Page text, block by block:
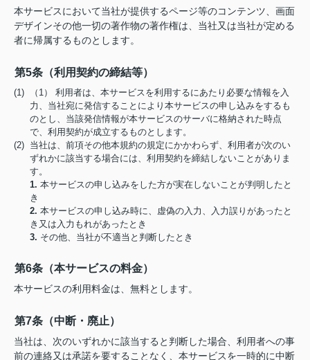
本サービスにおいて当社が提供するページ等のコンテンツ、画面
デザインその他一切の著作物の著作権は、当社又は当社が定める
者に帰属するものとします。
第5条（利用契約の締結等）
(1) （1） 利用者は、本サービスを利用するにあたり必要な情報を入
力、当社宛に発信することにより本サービスの申し込みをするも
のとし、当該発信情報が本サービスのサーバに格納された時点
で、利用契約が成立するものとします。
(2) 当社は、前項その他本規約の規定にかかわらず、利用者が次のい
ずれかに該当する場合には、利用契約を締結しないことがありま
す。
1. 本サービスの申し込みをした方が実在しないことが判明したと
き
2. 本サービスの申し込み時に、虚偽の入力、入力誤りがあったと
き又は入力もれがあったとき
3. その他、当社が不適当と判断したとき
第6条（本サービスの料金）
本サービスの利用料金は、無料とします。
第7条（中断・廃止）
当社は、次のいずれかに該当すると判断した場合、利用者への事
前の連絡又は承諾を要することなく、本サービスを一時的に中断